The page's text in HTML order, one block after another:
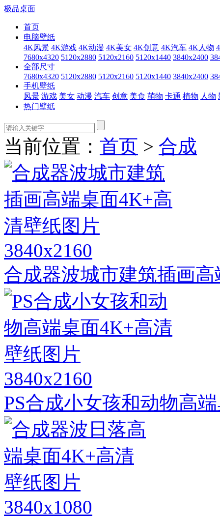
极品桌面
首页
电脑壁纸
4K风景 4K游戏 4K动漫 4K美女 4K创意 4K汽车 4K人物
7680x4320 5120x2880 5120x2160 5120x1440 3840x2400
全部尺寸
7680x4320 5120x2880 5120x2160 5120x1440 3840x2400
手机壁纸
风景 游戏 美女 动漫 汽车 创意 美食 萌物 卡通 植物 人物
热门壁纸
当前位置： 首页 > 合成
3840x2160
合成器波城市建筑插画
3840x2160
PS合成小女孩和动物高
3840x1080